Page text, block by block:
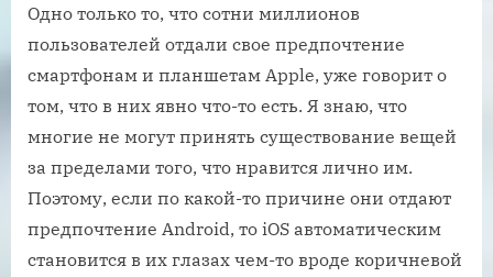
Одно только то, что сотни миллионов
пользователей отдали свое предпочтение
смартфонам и планшетам Apple, уже говорит о
том, что в них явно что-то есть. Я знаю, что
многие не могут принять существование вещей
за пределами того, что нравится лично им.
Поэтому, если по какой-то причине они отдают
предпочтение Android, то iOS автоматическим
становится в их глазах чем-то вроде коричневой